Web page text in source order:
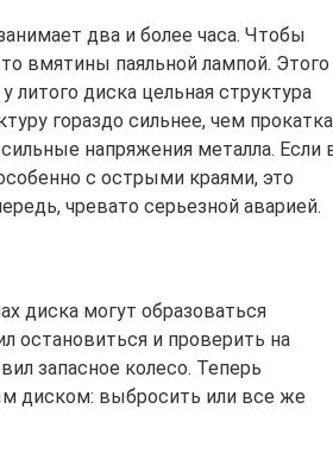
два и более часа. Чтобы
вмятины паяльной лампой. Этого
литого диска цельная структура
гораздо сильнее, чем прокатка
напряжения металла. Если
с острыми краями, это
чревато серьезной аварией.
диска могут образоваться
остановиться и проверить на
запасное колесо. Теперь
диском: выбросить или все же